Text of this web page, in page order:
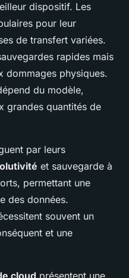
dispositif. Les
pour leur
de transfert variées.
rapides mais
dommages physiques.
du modèle,
grandes quantités de
par leurs
et sauvegarde à
permettant une
des données.
souvent un
et une